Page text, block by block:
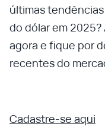
últimas
do dólar em
agora e fique por
recentes do
Cadastre-se aqui